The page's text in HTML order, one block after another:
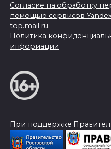
Согласие на обработку
помощью сервисов
top.mail.ru
Политика
информации
При поддержке